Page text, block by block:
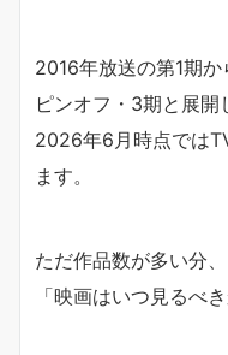
2016年放送の第1期
ピンオフ・3期と展開
2026年6月時点では
ます。
ただ作品数が多い分
「映画はいつ見るべ